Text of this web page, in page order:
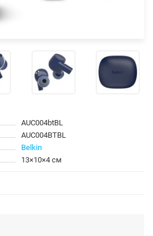
AUC004btBL
AUC004BTBL
Belkin
13×10×4 см